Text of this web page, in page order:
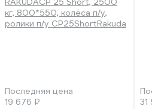
Последняя цена
19 676 ₽
31